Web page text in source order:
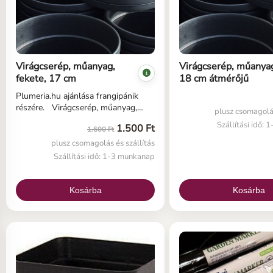
Virágcserép, műanyag,
fekete, 17 cm
Plumeria.hu ajánlása frangipánik
részére. Virágcserép, műanyag,
gyökeres dugványokhoz vagy
kopasz gyökerű Plumeria
növényekhez. A fekete színt
amennyiben cserepet szeretne
cserélni. plumeria cserép, frangipáni
cserép, plumeria átültetés,
frangipáni gyökereztetés
1.600 Ft1.500 Ft
plusz csomagolás és szállítás
Szállítási idő: 1-3 munkanap
Kosárba
Virágcserép,
18 cm átmérőjű
plusz
Szállítási idő:
Kosárba